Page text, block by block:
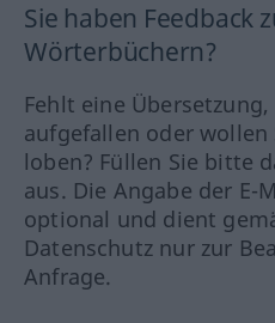
Sie haben Feedback
Wörterbüchern?
Fehlt eine
aufgefallen oder wollen
loben? Füllen Sie bitte
aus. Die Angabe der E-
optional und dient
Datenschutz nur zur
Anfrage.